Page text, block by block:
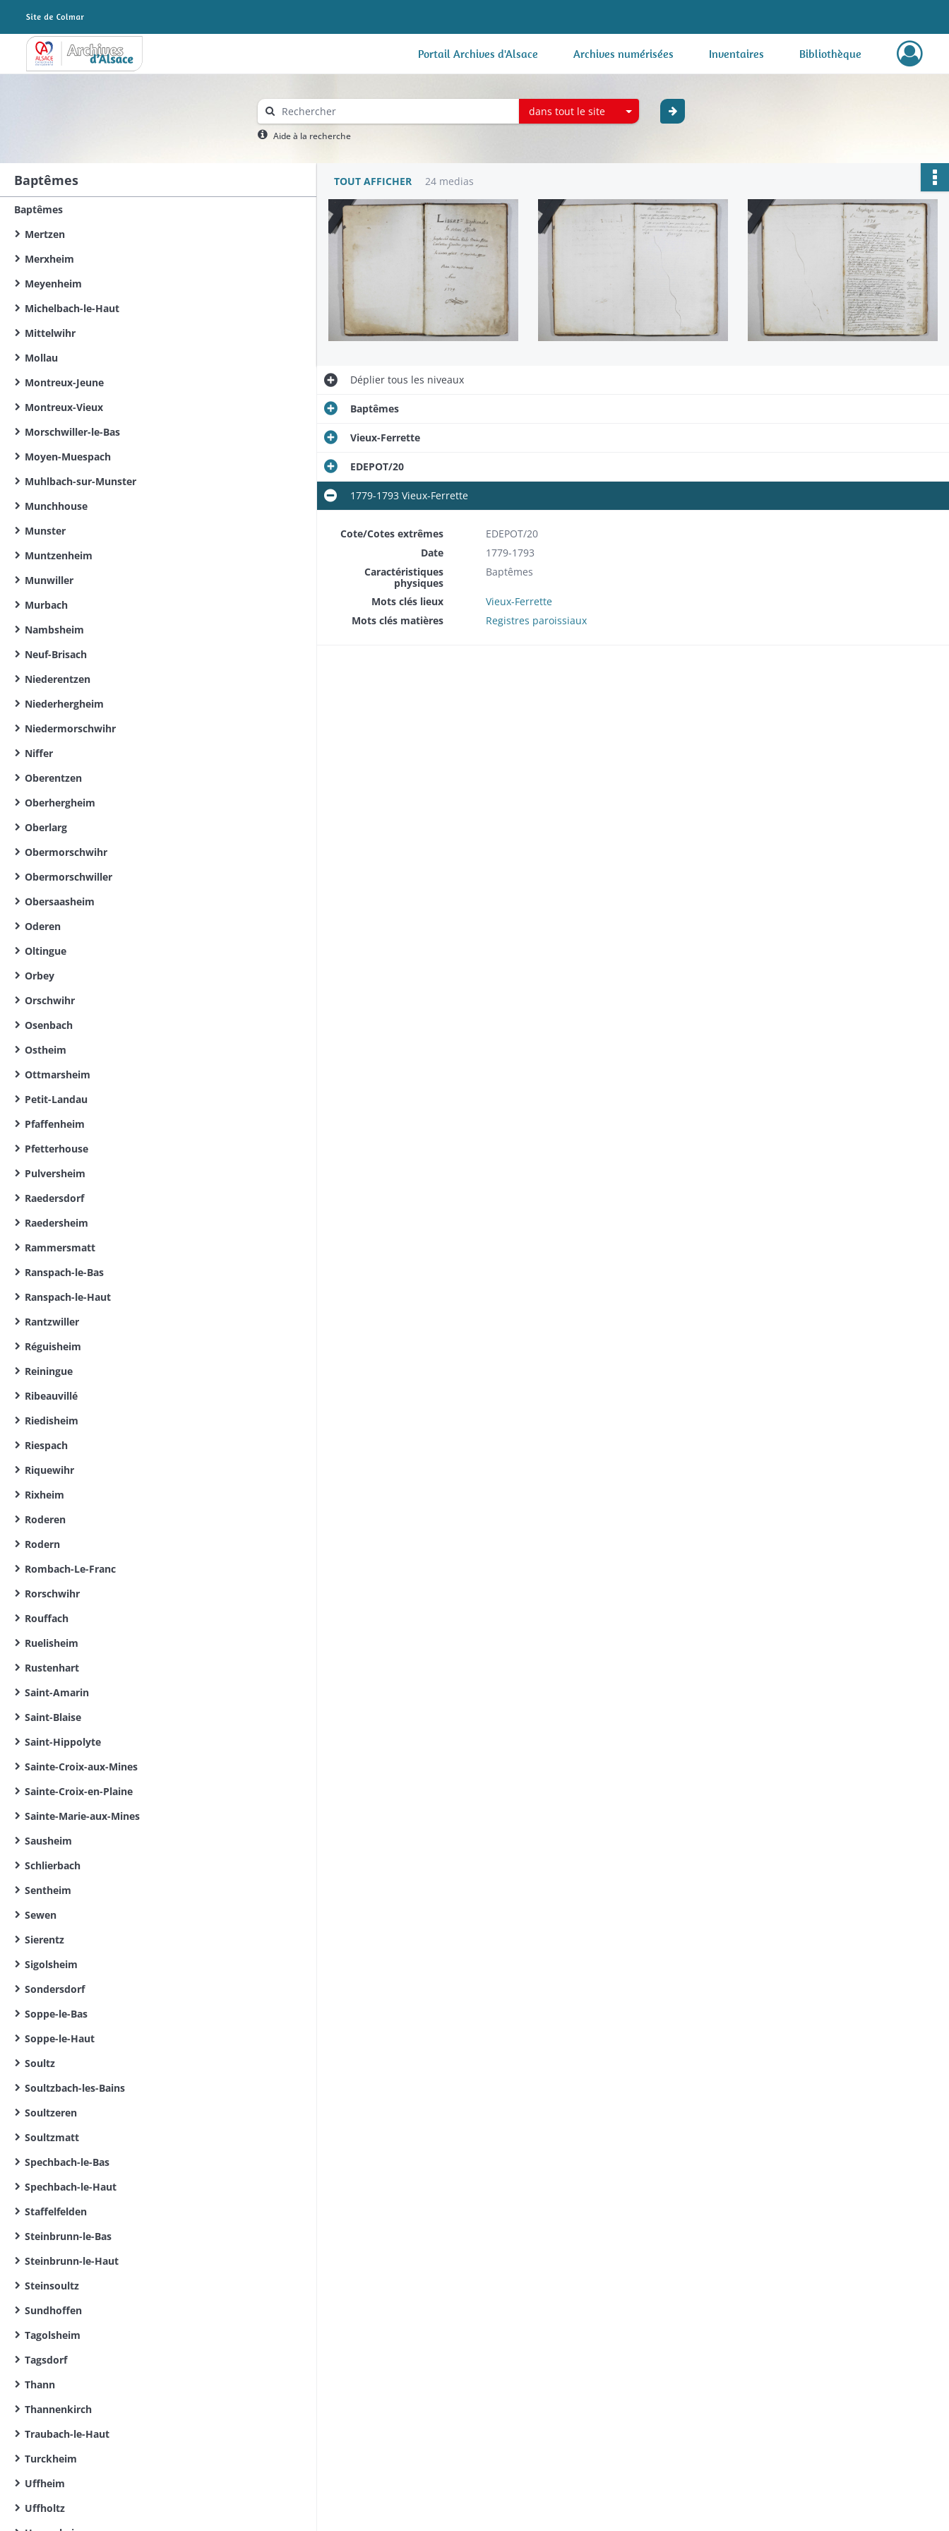
Archives Alsace - Colmar Portail Archives d'Alsace Archives numérisées Inventaires Bibliothèque
dans tout le site
Aide à la recherche
Baptêmes
Baptêmes
Mertzen
Merxheim
Meyenheim
Michelbach-le-Haut
Mittelwihr
Mollau
Montreux-Jeune
Montreux-Vieux
Morschwiller-le-Bas
Moyen-Muespach
Muhlbach-sur-Munster
Munchhouse
Munster
Muntzenheim
Munwiller
Murbach
Nambsheim
Neuf-Brisach
Niederentzen
Niederhergheim
Niedermorschwihr
Niffer
Oberentzen
Oberhergheim
Oberlarg
Obermorschwihr
Obermorschwiller
Obersaasheim
Oderen
Oltingue
Orbey
Orschwihr
Osenbach
Ostheim
Ottmarsheim
Petit-Landau
Pfaffenheim
Pfetterhouse
Pulversheim
Raedersdorf
Raedersheim
Rammersmatt
Ranspach-le-Bas
Ranspach-le-Haut
Rantzwiller
Réguisheim
Reiningue
Ribeauvillé
Riedisheim
Riespach
Riquewihr
Rixheim
Roderen
Rodern
Rombach-Le-Franc
Rorschwihr
Rouffach
Ruelisheim
Rustenhart
Saint-Amarin
Saint-Blaise
Saint-Hippolyte
Sainte-Croix-aux-Mines
Sainte-Croix-en-Plaine
Sainte-Marie-aux-Mines
Sausheim
Schlierbach
Sentheim
Sewen
Sierentz
Sigolsheim
Sondersdorf
Soppe-le-Bas
Soppe-le-Haut
Soultz
Soultzbach-les-Bains
Soultzeren
Soultzmatt
Spechbach-le-Bas
Spechbach-le-Haut
Staffelfelden
Steinbrunn-le-Bas
Steinbrunn-le-Haut
Steinsoultz
Sundhoffen
Tagolsheim
Tagsdorf
Thann
Thannenkirch
Traubach-le-Haut
Turckheim
Uffheim
Uffholtz
TOUT AFFICHER 24 medias
Dépliertous les niveaux
Baptêmes
Vieux-Ferrette
EDEPOT/20
1779-1793 Vieux-Ferrette
Cote/Cotes extrêmes
EDEPOT/20
Date
1779-1793
Caractéristiques
physiques
Baptêmes
Mots clés lieux
Vieux-Ferrette
Mots clés matières
Registres paroissiaux